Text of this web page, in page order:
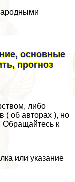
основные
прогноз
либо
( об авторах ), но
Обращайтесь к
или указание